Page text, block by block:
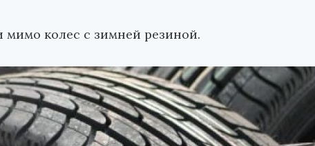
колес с зимней резиной.